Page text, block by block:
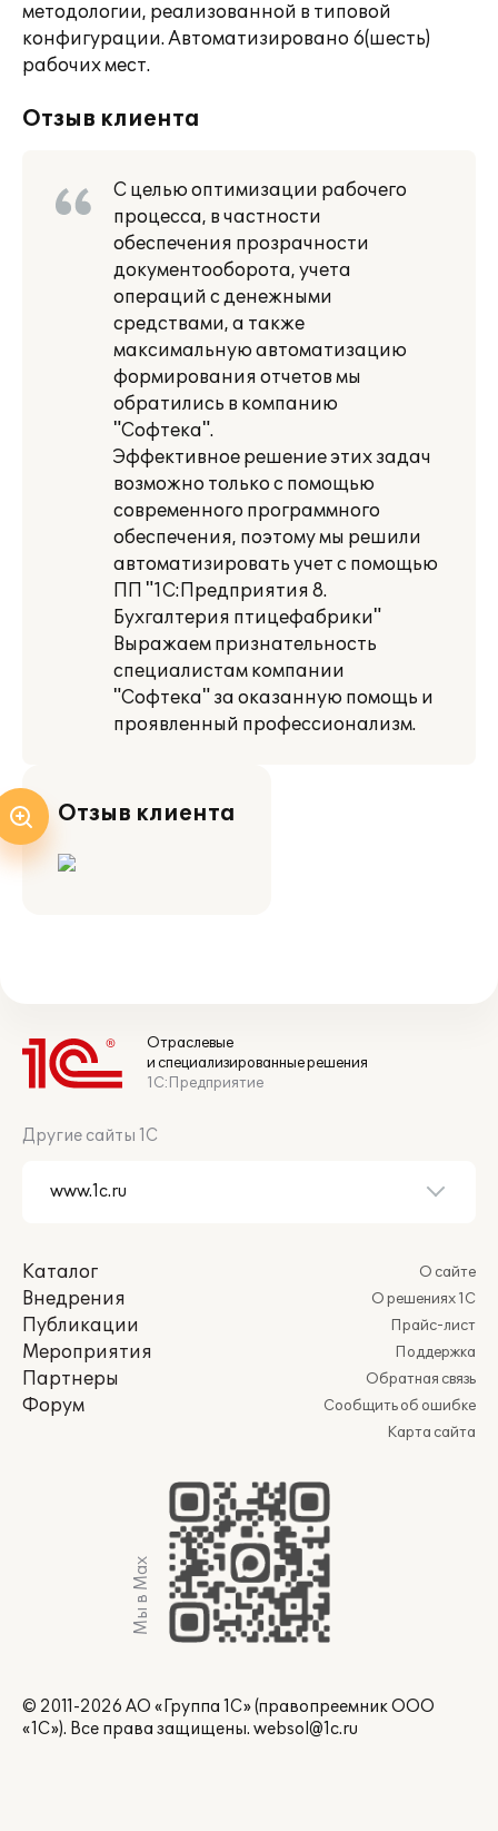
методологии, реализованной в типовой
конфигурации. Автоматизировано 6(шесть)
рабочих мест.
Отзыв клиента
С целью оптимизации рабочего
процесса, в частности
обеспечения прозрачности
документооборота, учета
операций с денежными
средствами, а также
максимальную автоматизацию
формирования отчетов мы
обратились в компанию
"Софтека".
Эффективное решение этих задач
возможно только с помощью
современного программного
обеспечения, поэтому мы решили
автоматизировать учет с помощью
ПП "1С:Предприятия 8.
Бухгалтерия птицефабрики"
Выражаем признательность
специалистам компании
"Софтека" за оказанную помощь и
проявленный профессионализм.
Отзыв клиента
Отраслевые
и специализированные решения
1С:Предприятие
Другие сайты 1С
Каталог
Внедрения
Публикации
Мероприятия
Партнеры
Форум
О сайте
О решениях 1С
Прайс-лист
Поддержка
Обратная связь
Сообщить об ошибке
Карта сайта
Мы в Max
© 2011-2026 АО «Группа 1С» (правопреемник ООО
«1С»). Все права защищены. websol@1c.ru